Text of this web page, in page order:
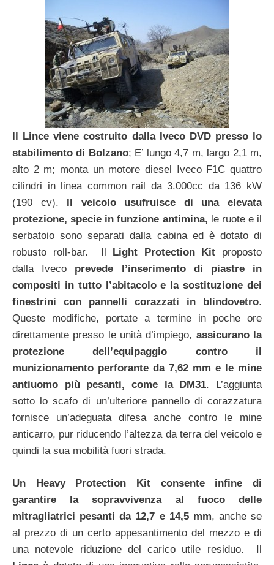
Il Lince viene costruito dalla Iveco DVD presso lo
stabilimento di Bolzano; E’ lungo 4,7 m, largo 2,1 m,
alto 2 m; monta un motore diesel Iveco F1C quattro
cilindri in linea common rail da 3.000cc da 136 kW
(190 cv). Il veicolo usufruisce di una elevata
protezione, specie in funzione antimina, le ruote e il
serbatoio sono separati dalla cabina ed è dotato di
robusto roll-bar. Il Light Protection Kit proposto
dalla Iveco prevede l’inserimento di piastre in
compositi in tutto l’abitacolo e la sostituzione dei
finestrini con pannelli corazzati in blindovetro.
Queste modifiche, portate a termine in poche ore
direttamente presso le unità d’impiego, assicurano la
protezione dell’equipaggio contro il
munizionamento perforante da 7,62 mm e le mine
antiuomo più pesanti, come la DM31. L’aggiunta
sotto lo scafo di un’ulteriore pannello di corazzatura
fornisce un’adeguata difesa anche contro le mine
anticarro, pur riducendo l’altezza da terra del veicolo e
quindi la sua mobilità fuori strada.
Un Heavy Protection Kit consente infine di
garantire la sopravvivenza al fuoco delle
mitragliatrici pesanti da 12,7 e 14,5 mm, anche se
al prezzo di un certo appesantimento del mezzo e di
una notevole riduzione del carico utile residuo. Il